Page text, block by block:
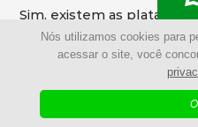
Nós utilizamos cookies para
acessar o site, você
Sim, existem as
de modelos a diesel
ambientes externos,
capacidade de
condições mais